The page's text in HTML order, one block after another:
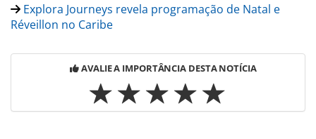
Explora Journeys revela programação de Natal e
Réveillon no Caribe
AVALIE A IMPORTÂNCIA DESTA NOTÍCIA